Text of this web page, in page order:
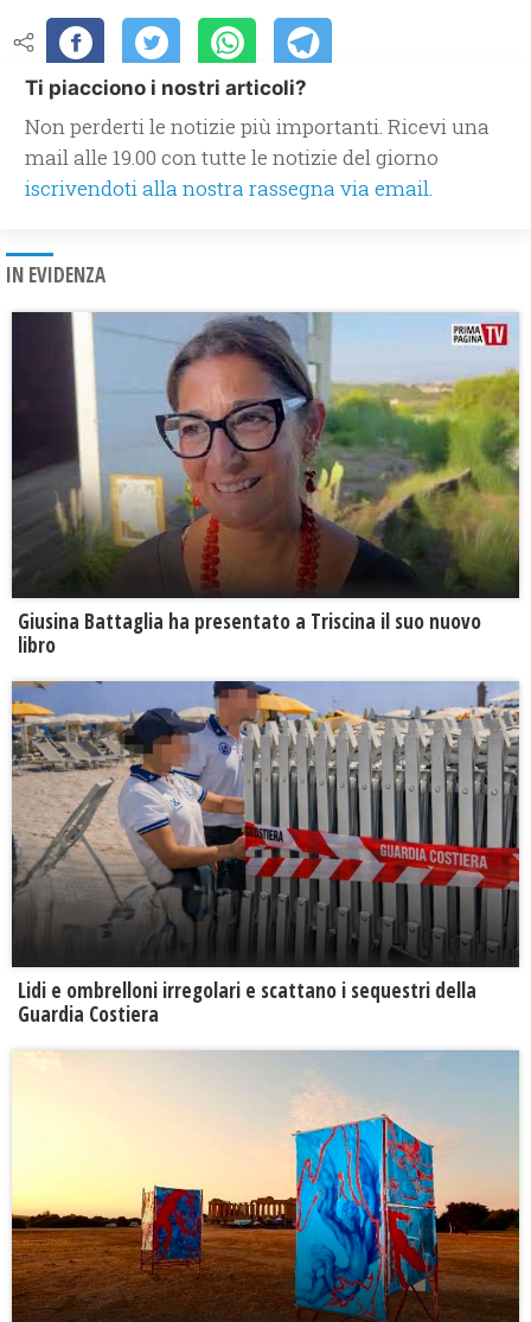
Ti piacciono i nostri articoli?
Non perderti le notizie più importanti. Ricevi una
mail alle 19.00 con tutte le notizie del giorno
iscrivendoti alla nostra rassegna via email.
IN EVIDENZA
Giusina Battaglia ha presentato a Triscina il suo nuovo
libro
Lidi e ombrelloni irregolari e scattano i sequestri della
Guardia Costiera